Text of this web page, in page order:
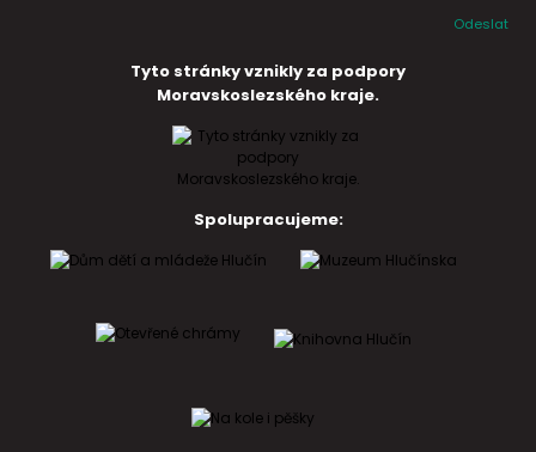
Odeslat
Tyto stránky vznikly za podpory
Moravskoslezského kraje.
Spolupracujeme: